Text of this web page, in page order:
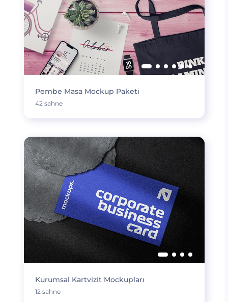
Pembe Masa Mockup Paketi
42 sahne
Kurumsal Kartvizit Mockupları
12 sahne